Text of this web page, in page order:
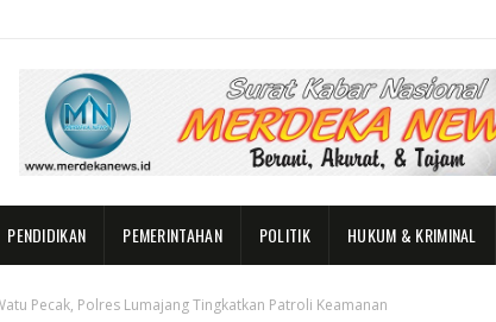
PENDIDIKAN PEMERINTAHAN POLITIK HUKUM & KRIMINAL
Pecak, Polres Lumajang Tingkatkan Patroli Keamanan